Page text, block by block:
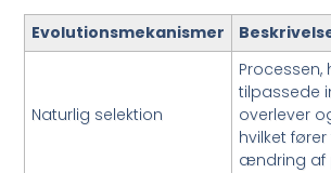
Evolutionsmekanismer
Naturlig selektion
tilpassede
overlever
hvilket
ændring af